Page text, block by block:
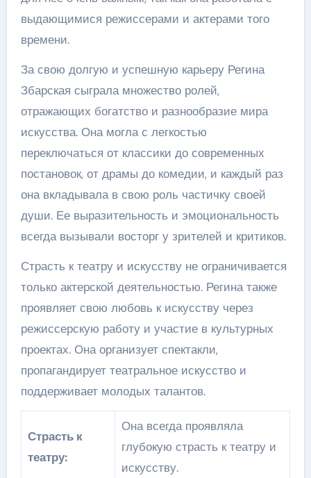
выдающимися режиссерами и актерами того
времени.
За свою долгую и успешную карьеру Регина
Збарская сыграла множество ролей,
отражающих богатство и разнообразие мира
искусства. Она могла с легкостью
переключаться от классики до современных
постановок, от драмы до комедии, и каждый раз
она вкладывала в свою роль частичку своей
души. Ее выразительность и эмоциональность
всегда вызывали восторг у зрителей и критиков.
Страсть к театру и искусству не ограничивается
только актерской деятельностью. Регина также
проявляет свою любовь к искусству через
режиссерскую работу и участие в культурных
проектах. Она организует спектакли,
пропагандирует театральное искусство и
поддерживает молодых талантов.
Страсть к
театру:
Она всегда проявляла
глубокую страсть к театру и
искусству.